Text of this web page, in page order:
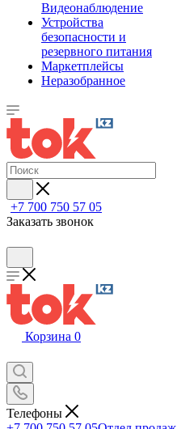
Видеонаблюдение
Устройства
безопасности и
резервного питания
Маркетплейсы
Неразобранное
+7 700 750 57 05
Заказать звонок
Корзина 0
Телефоны